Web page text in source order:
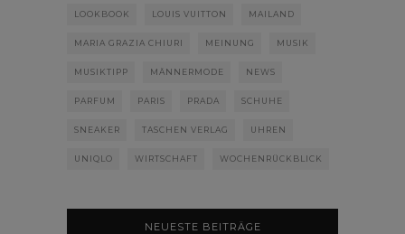
LOOKBOOK LOUIS VUITTON MAILAND
MARIA GRAZIA CHIURI MEINUNG MUSIK
MUSIKTIPP MÄNNERMODE NEWS
PARFUM PARIS PRADA SCHUHE
SNEAKER TASCHEN VERLAG UHREN
UNIQLO WIRTSCHAFT WOCHENRÜCKBLICK
NEUESTE BEITRÄGE